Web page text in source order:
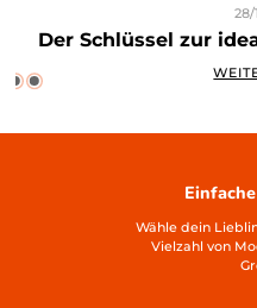
28/
Der Schlüssel zur
Wähle dein
Vielzahl von